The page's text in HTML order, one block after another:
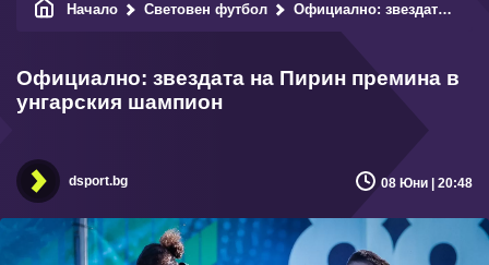
Начало Световен футбол Официално: звездата на Пирин премина в унгарския шампион
Официално: звездата на Пирин премина в
унгарския шампион
dsport.bg 08 Юни | 20:48